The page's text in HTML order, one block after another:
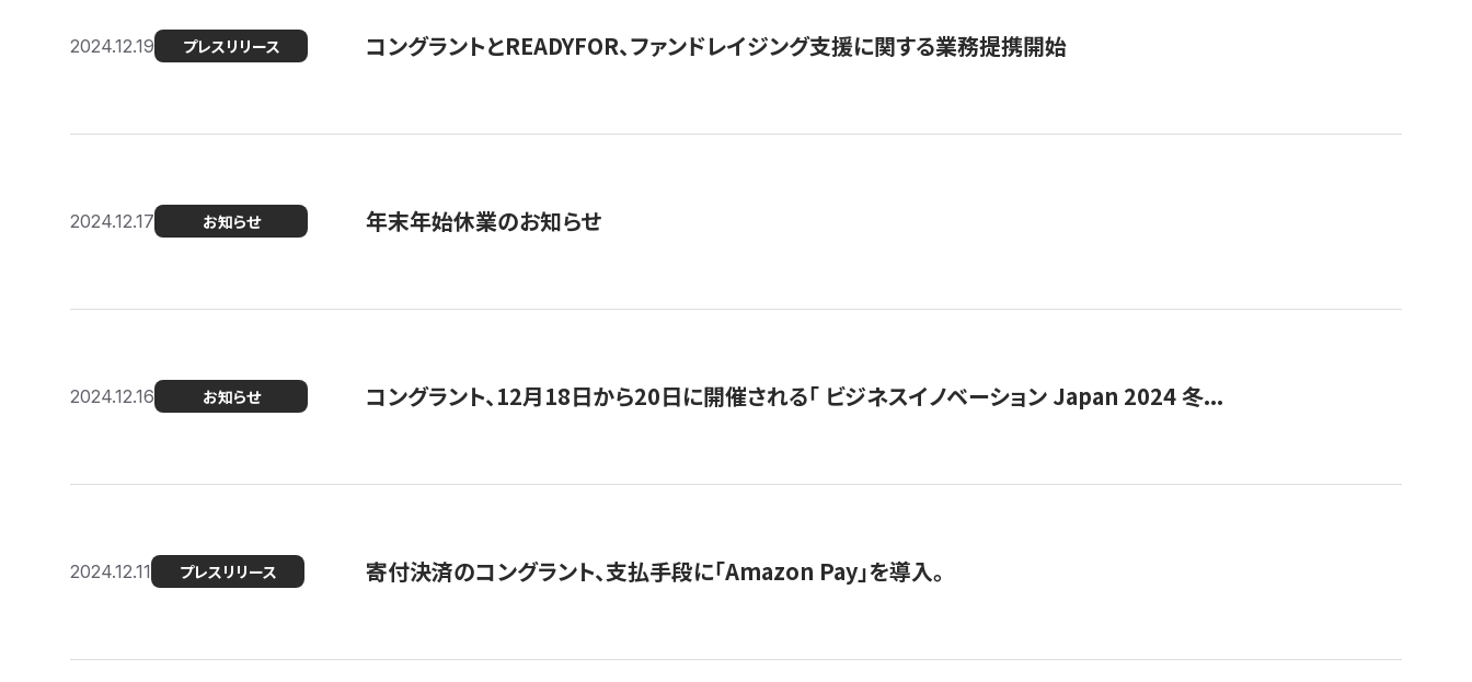
2024.12.19 プレスリリース コングラントとREADYFOR、ファンドレイジング支援に関する業務提携開始
2024.12.17 お知らせ 年末年始休業のお知らせ
2024.12.16 お知らせ コングラント、12月18日から20日に開催される「 ビジネスイノベーション Japan 2024 冬...
2024.12.11 プレスリリース 寄付決済のコングラント、支払手段に「Amazon Pay」を導入。